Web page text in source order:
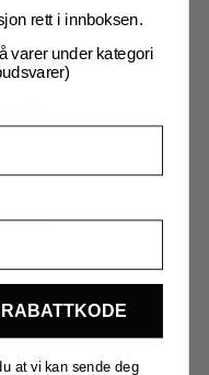
3,000 kg
Kegland
rett i innboksen.
varer under kategori
at vi kan sende deg